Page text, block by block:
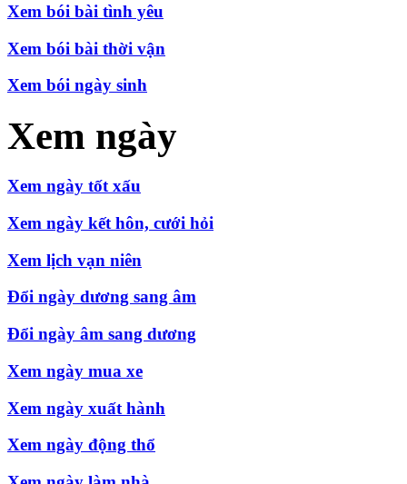
Xem bói bài tình yêu
Xem bói bài thời vận
Xem bói ngày sinh
Xem ngày
Xem ngày tốt xấu
Xem ngày kết hôn, cưới hỏi
Xem lịch vạn niên
Đổi ngày dương sang âm
Đổi ngày âm sang dương
Xem ngày mua xe
Xem ngày xuất hành
Xem ngày động thổ